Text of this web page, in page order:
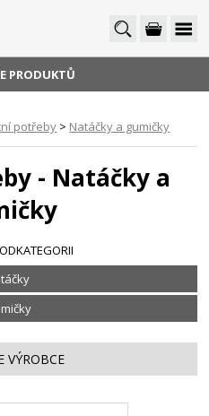
PRODUKTŮ
potřeby > Natáčky a gumičky
- Natáčky a
VÝROBCE